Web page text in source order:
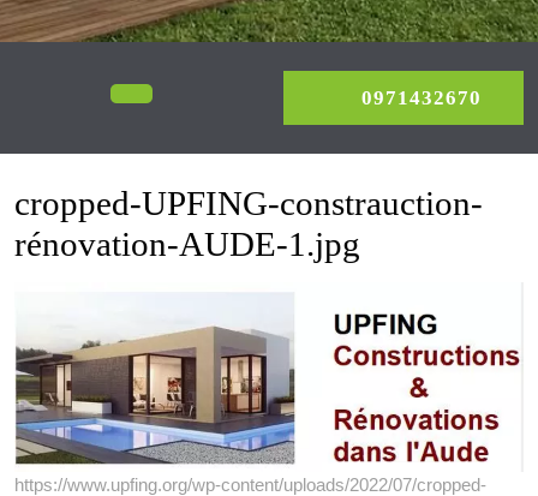
0971432670
cropped-UPFING-constrauction-
rénovation-AUDE-1.jpg
https://www.upfing.org/wp-content/uploads/2022/07/cropped-